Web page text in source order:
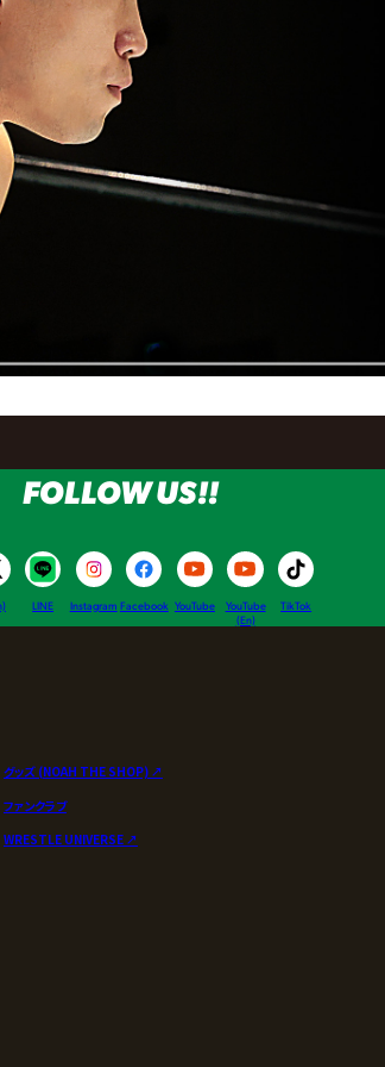
FOLLOW US!!
LINE Instagram Facebook YouTube
YouTube
(En)
TikTok
グッズ (NOAH THE SHOP) ↗︎
ファンクラブ
WRESTLE UNIVERSE ↗︎